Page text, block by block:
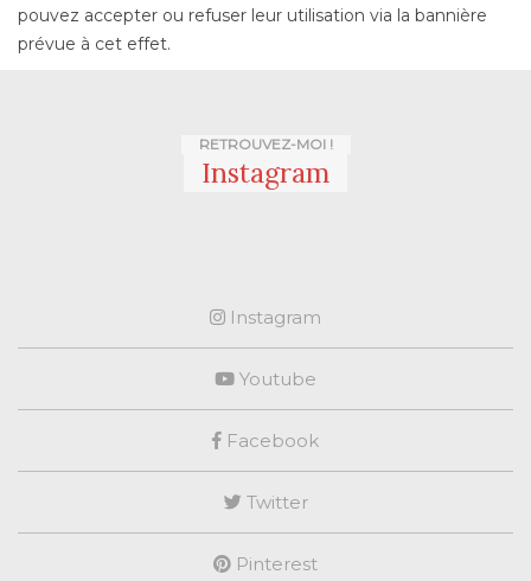
pouvez accepter ou refuser leur utilisation via la bannière
prévue à cet effet.
RETROUVEZ-MOI !
Instagram
Instagram
Youtube
Facebook
Twitter
Pinterest